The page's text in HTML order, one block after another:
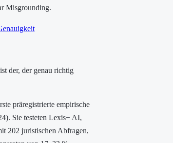
Misgrounding.
der, der genau richtig
präregistrierte empirische
Sie testeten Lexis+ AI,
202 juristischen Abfragen,